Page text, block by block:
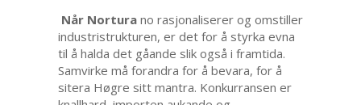
Når Nortura no rasjonaliserer og omstiller
industristrukturen, er det for å styrka evna
til å halda det gåande slik også i framtida.
Samvirke må forandra for å bevara, for å
sitera Høgre sitt mantra. Konkurransen er